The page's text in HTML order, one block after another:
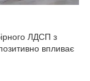
ЛДСП з
впливає